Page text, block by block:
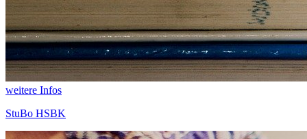
weitere Infos
StuBo HSBK